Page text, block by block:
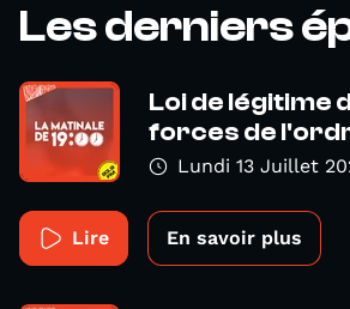
Les derniers
Loi de légitime
forces de
Lundi 13 Juillet
Lire En savoir plus